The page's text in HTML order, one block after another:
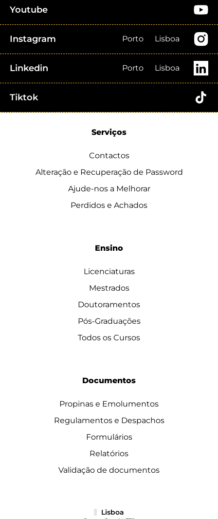
Youtube
Instagram Porto Lisboa
Linkedin Porto Lisboa
Tiktok
Serviços
Contactos
Alteração e Recuperação de Password
Ajude-nos a Melhorar
Perdidos e Achados
Ensino
Licenciaturas
Mestrados
Doutoramentos
Pós-Graduações
Todos os Cursos
Documentos
Propinas e Emolumentos
Regulamentos e Despachos
Formulários
Relatórios
Validação de documentos
Lisboa